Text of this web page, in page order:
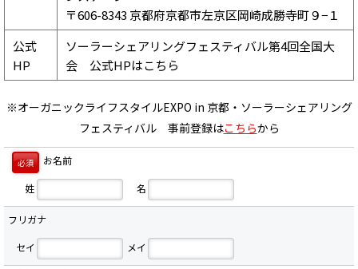
〒606-8343 京都府京都市左京区岡崎成勝寺町９−１
公式
HP
ソーラーシェアリングフェスティバル第4回全国大
会 公式HPはこちら
※オーガニックライフスタイルEXPO in 京都・ソーラーシェアリング
フェスティバル 事前登録はこちらから
必須 お名前
姓 名
フリガナ
セイ メイ